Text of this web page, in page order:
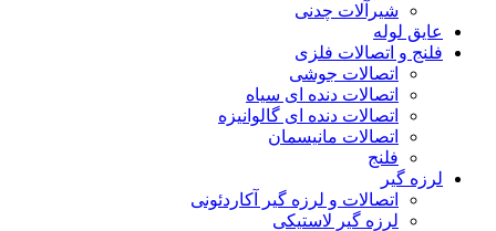
شیرآلات چدنی
عایق لوله
فلنج و اتصالات فلزی
اتصالات جوشی
اتصالات دنده ای سیاه
اتصالات دنده ای گالوانیزه
اتصالات مانیسمان
فلنج
لرزه گیر
اتصالات و لرزه گیر آکاردئونی
لرزه گیر لاستیکی